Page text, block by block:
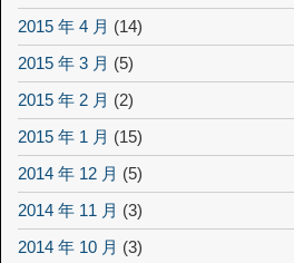
2015 年 4 月 (14)
2015 年 3 月 (5)
2015 年 2 月 (2)
2015 年 1 月 (15)
2014 年 12 月 (5)
2014 年 11 月 (3)
2014 年 10 月 (3)